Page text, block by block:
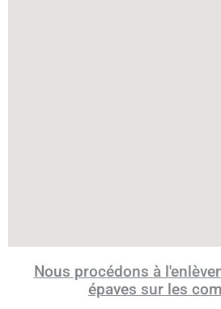
Nous procédons à
épaves sur les